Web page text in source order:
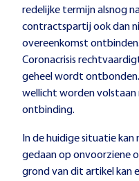
redelijke termijn alsnog
contractspartij ook dan
overeenkomst
Coronacrisis
geheel wordt
wellicht worden
ontbinding.
In de huidige situatie
gedaan op onvoorziene
grond van dit artikel kan